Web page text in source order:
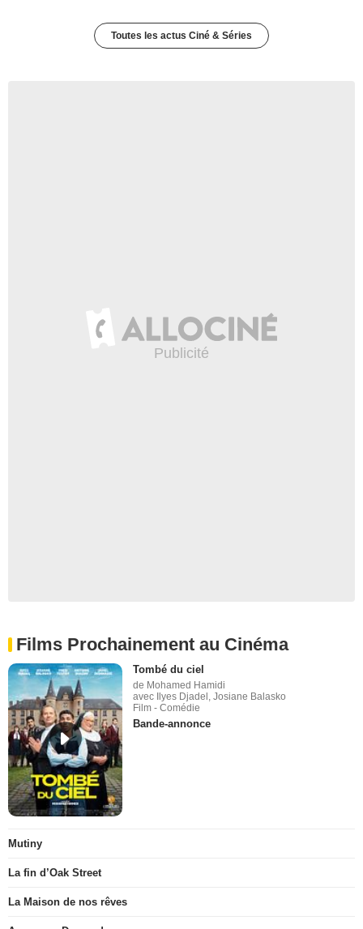
Toutes les actus Ciné & Séries
Films Prochainement au Cinéma
Tombé du ciel
de Mohamed Hamidi
avec Ilyes Djadel, Josiane Balasko
Film - Comédie
Bande-annonce
Mutiny
La fin d’Oak Street
La Maison de nos rêves